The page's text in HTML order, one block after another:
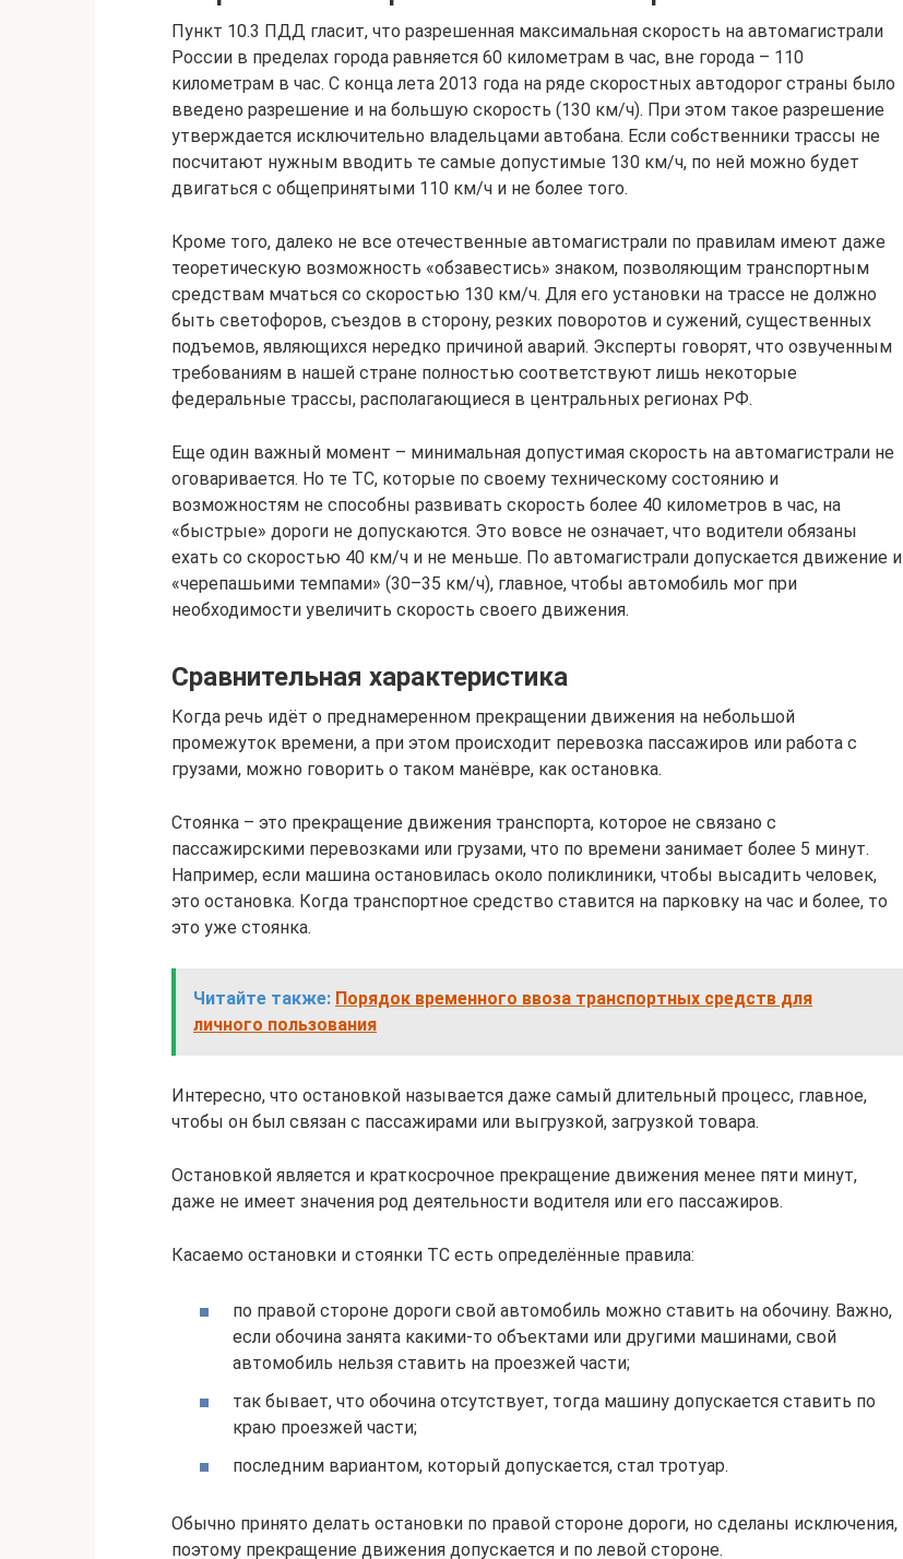
Пункт 10.3 ПДД гласит, что разрешенная максимальная скорость на автомагистрали
России в пределах города равняется 60 километрам в час, вне города – 110
километрам в час. С конца лета 2013 года на ряде скоростных автодорог страны было
введено разрешение и на большую скорость (130 км/ч). При этом такое разрешение
утверждается исключительно владельцами автобана. Если собственники трассы не
посчитают нужным вводить те самые допустимые 130 км/ч, по ней можно будет
двигаться с общепринятыми 110 км/ч и не более того.
Кроме того, далеко не все отечественные автомагистрали по правилам имеют даже
теоретическую возможность «обзавестись» знаком, позволяющим транспортным
средствам мчаться со скоростью 130 км/ч. Для его установки на трассе не должно
быть светофоров, съездов в сторону, резких поворотов и сужений, существенных
подъемов, являющихся нередко причиной аварий. Эксперты говорят, что озвученным
требованиям в нашей стране полностью соответствуют лишь некоторые
федеральные трассы, располагающиеся в центральных регионах РФ.
Еще один важный момент – минимальная допустимая скорость на автомагистрали не
оговаривается. Но те ТС, которые по своему техническому состоянию и
возможностям не способны развивать скорость более 40 километров в час, на
«быстрые» дороги не допускаются. Это вовсе не означает, что водители обязаны
ехать со скоростью 40 км/ч и не меньше. По автомагистрали допускается движение и
«черепашьими темпами» (30–35 км/ч), главное, чтобы автомобиль мог при
необходимости увеличить скорость своего движения.
Сравнительная характеристика
Когда речь идёт о преднамеренном прекращении движения на небольшой
промежуток времени, а при этом происходит перевозка пассажиров или работа с
грузами, можно говорить о таком манёвре, как остановка.
Стоянка – это прекращение движения транспорта, которое не связано с
пассажирскими перевозками или грузами, что по времени занимает более 5 минут.
Например, если машина остановилась около поликлиники, чтобы высадить человек,
это остановка. Когда транспортное средство ставится на парковку на час и более, то
это уже стоянка.
Читайте также: Порядок временного ввоза транспортных средств для
личного пользования
Интересно, что остановкой называется даже самый длительный процесс, главное,
чтобы он был связан с пассажирами или выгрузкой, загрузкой товара.
Остановкой является и краткосрочное прекращение движения менее пяти минут,
даже не имеет значения род деятельности водителя или его пассажиров.
Касаемо остановки и стоянки ТС есть определённые правила:
по правой стороне дороги свой автомобиль можно ставить на обочину. Важно,
если обочина занята какими-то объектами или другими машинами, свой
автомобиль нельзя ставить на проезжей части;
так бывает, что обочина отсутствует, тогда машину допускается ставить по
краю проезжей части;
последним вариантом, который допускается, стал тротуар.
Обычно принято делать остановки по правой стороне дороги, но сделаны исключения,
поэтому прекращение движения допускается и по левой стороне.